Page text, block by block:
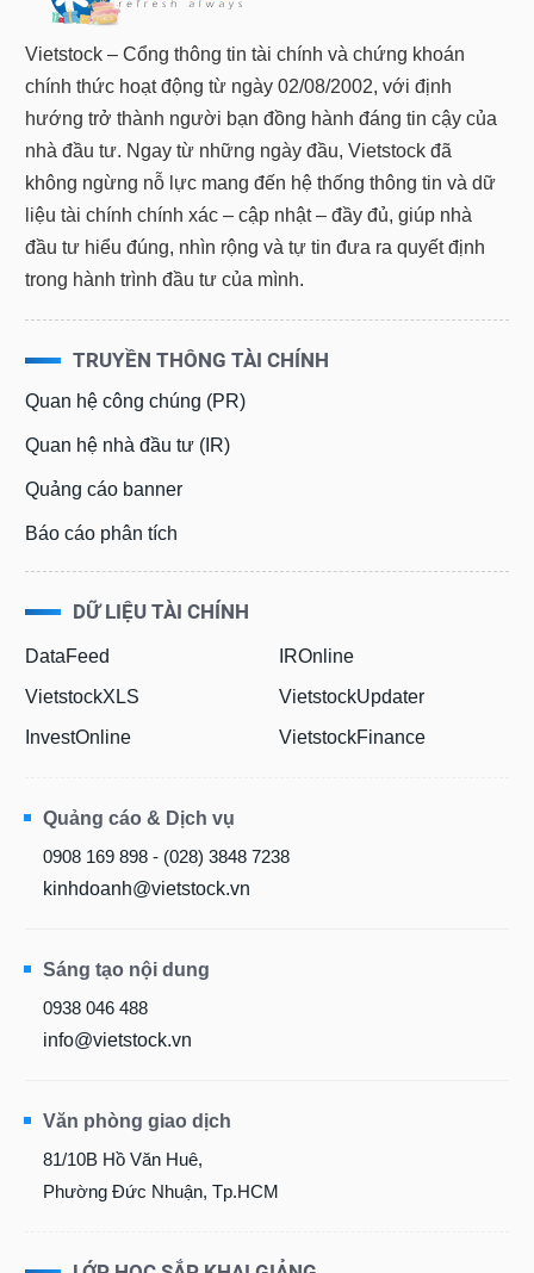
Vietstock – Cổng thông tin tài chính và chứng khoán
chính thức hoạt động từ ngày 02/08/2002, với định
hướng trở thành người bạn đồng hành đáng tin cậy của
nhà đầu tư. Ngay từ những ngày đầu, Vietstock đã
không ngừng nỗ lực mang đến hệ thống thông tin và dữ
liệu tài chính chính xác – cập nhật – đầy đủ, giúp nhà
đầu tư hiểu đúng, nhìn rộng và tự tin đưa ra quyết định
trong hành trình đầu tư của mình.
VietstockFinance
0908 169 898 - (028) 3848 7238
kinhdoanh@vietstock.vn
0938 046 488
info@vietstock.vn
81/10B Hồ Văn Huê,
Phường Đức Nhuận, Tp.HCM